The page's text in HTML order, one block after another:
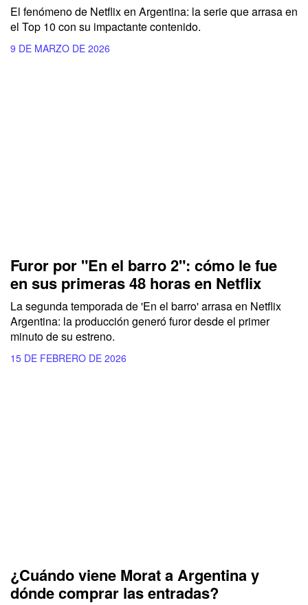
El fenómeno de Netflix en Argentina: la serie que arrasa en
el Top 10 con su impactante contenido.
9 DE MARZO DE 2026
Furor por "En el barro 2": cómo le fue
en sus primeras 48 horas en Netflix
La segunda temporada de 'En el barro' arrasa en Netflix
Argentina: la producción generó furor desde el primer
minuto de su estreno.
15 DE FEBRERO DE 2026
¿Cuándo viene Morat a Argentina y
dónde comprar las entradas?